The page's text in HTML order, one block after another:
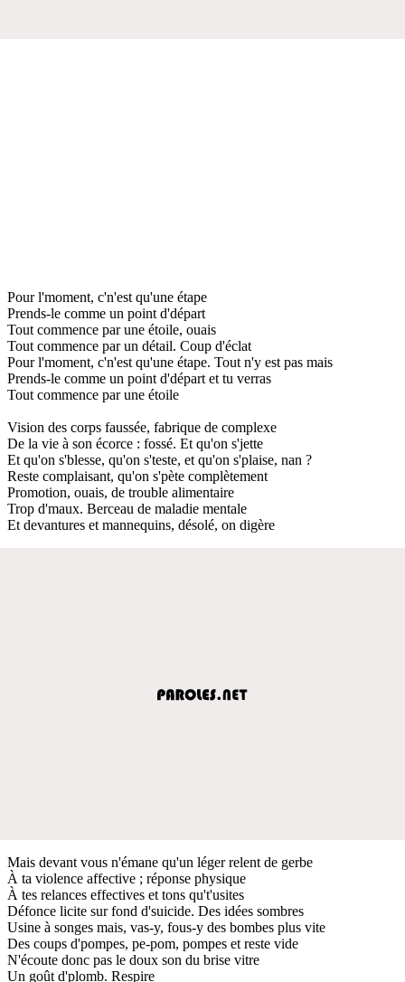
Pour l'moment, c'n'est qu'une étape
Prends-le comme un point d'départ
Tout commence par une étoile, ouais
Tout commence par un détail. Coup d'éclat
Pour l'moment, c'n'est qu'une étape. Tout n'y est pas mais
Prends-le comme un point d'départ et tu verras
Tout commence par une étoile
Vision des corps faussée, fabrique de complexe
De la vie à son écorce : fossé. Et qu'on s'jette
Et qu'on s'blesse, qu'on s'teste, et qu'on s'plaise, nan ?
Reste complaisant, qu'on s'pète complètement
Promotion, ouais, de trouble alimentaire
Trop d'maux. Berceau de maladie mentale
Et devantures et mannequins, désolé, on digère
Mais devant vous n'émane qu'un léger relent de gerbe
À ta violence affective ; réponse physique
À tes relances effectives et tons qu't'usites
Défonce licite sur fond d'suicide. Des idées sombres
Usine à songes mais, vas-y, fous-y des bombes plus vite
Des coups d'pompes, pe-pom, pompes et reste vide
N'écoute donc pas le doux son du brise vitre
Un goût d'plomb. Respire